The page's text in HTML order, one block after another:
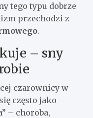
tego typu dobrze
przechodzi z
.
– sny
czarownicy w
często jako
– choroba,